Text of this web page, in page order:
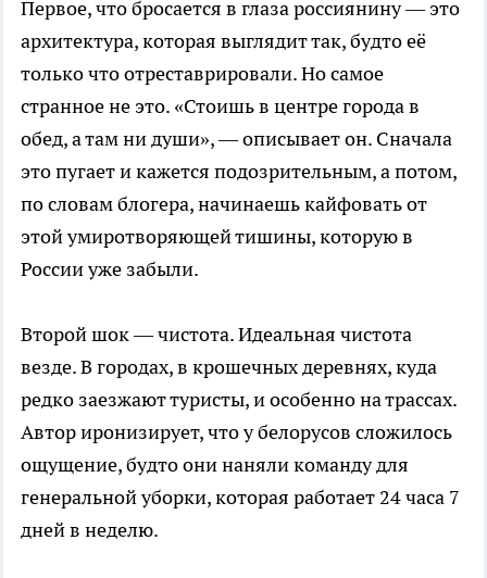
Первое, что бросается в глаза россиянину — это
архитектура, которая выглядит так, будто её
только что отреставрировали. Но самое
странное не это. «Стоишь в центре города в
обед, а там ни души», — описывает он. Сначала
это пугает и кажется подозрительным, а потом,
по словам блогера, начинаешь кайфовать от
этой умиротворяющей тишины, которую в
России уже забыли.
Второй шок — чистота. Идеальная чистота
везде. В городах, в крошечных деревнях, куда
редко заезжают туристы, и особенно на трассах.
Автор иронизирует, что у белорусов сложилось
ощущение, будто они наняли команду для
генеральной уборки, которая работает 24 часа 7
дней в неделю.